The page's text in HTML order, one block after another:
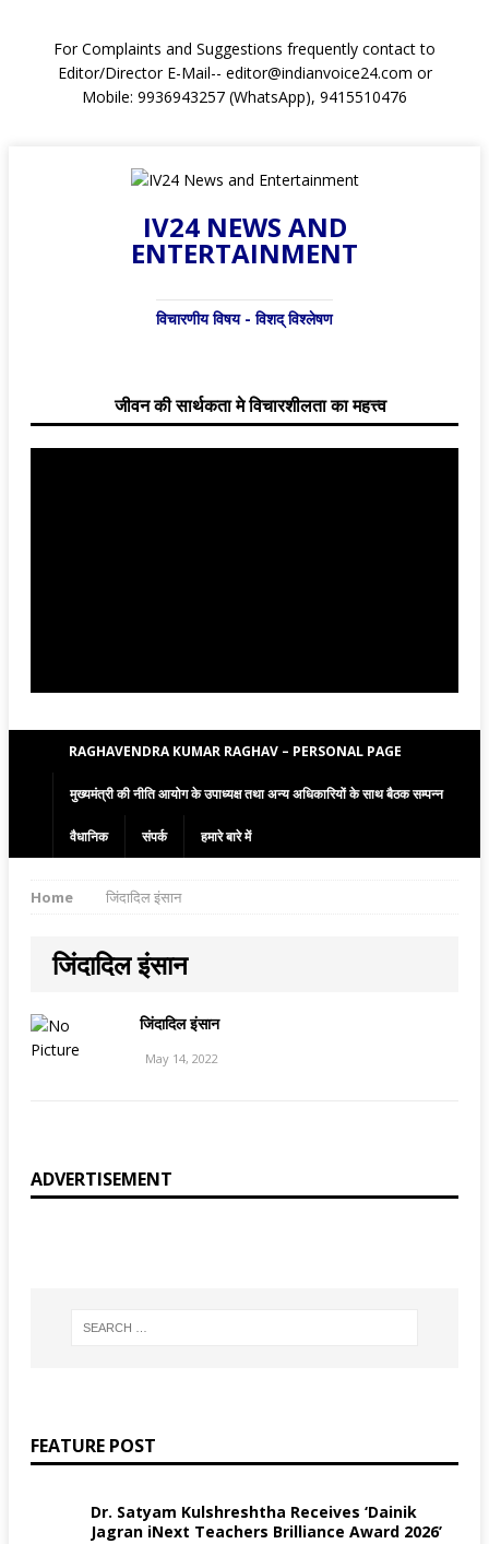
For Complaints and Suggestions frequently contact to
Editor/Director E-Mail-- editor@indianvoice24.com or
Mobile: 9936943257 (WhatsApp), 9415510476
IV24 NEWS AND
ENTERTAINMENT
विचारणीय विषय - विशद् विश्लेषण
जीवन की सार्थकता मे विचारशीलता का महत्त्व
RAGHAVENDRA KUMAR RAGHAV – PERSONAL PAGE
मुख्यमंत्री की नीति आयोग के उपाध्यक्ष तथा अन्य अधिकारियों के साथ बैठक सम्पन्न
वैधानिक संपर्क हमारे बारे में
Home जिंदादिल इंसान
जिंदादिल इंसान
जिंदादिल इंसान
May 14, 2022
ADVERTISEMENT
FEATURE POST
Dr. Satyam Kulshreshtha Receives ‘Dainik
Jagran iNext Teachers Brilliance Award 2026’